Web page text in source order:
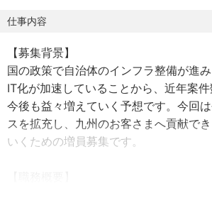
仕事内容
【募集背景】
国の政策で自治体のインフラ整備が進
IT化が加速していることから、近年案
今後も益々増えていく予想です。今回
スを拡充し、九州のお客さまへ貢献で
いくための増員募集です。